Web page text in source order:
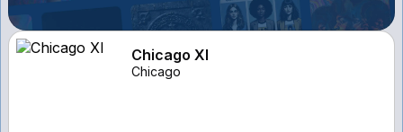
Chicago XI
Chicago